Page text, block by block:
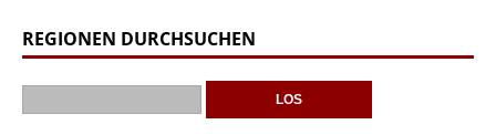
REGIONEN DURCHSUCHEN